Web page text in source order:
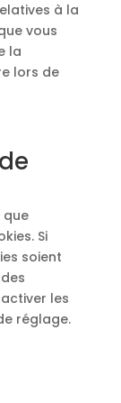
à la
vous
la
lors de
que
Si
soient
les
réglage.